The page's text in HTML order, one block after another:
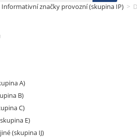
Informativní značky provozní (skupina IP) >
A)
B)
C)
E)
(skupina IJ)